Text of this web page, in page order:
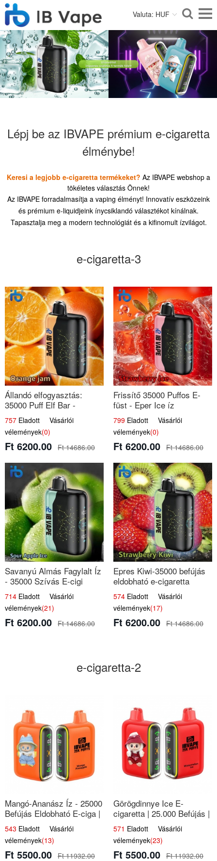
Valuta: HUF
Lépj be az IBVAPE prémium e-cigaretta
élménybe!
Keresi a legjobb e-cigaretta termékeket? Az IBVAPE webshop a
tökéletes választás Önnek!
Az IBVAPE forradalmasítja a vaping élményt! Innovatív eszközeink
és prémium e-liquidjeink ínycsiklandó választékot kínálnak.
Tapasztalja meg a modern technológiát és a kifinomult ízvilágot.
e-cigaretta-3
Állandó elfogyasztás:
35000 Puff Elf Bar -
Narancslekvár íz
757 Eladott Vásárlói
vélemények(0)
Ft 6200.00 Ft 14686.00
Frissítő 35000 Puffos E-
füst - Eper Ice íz
799 Eladott Vásárlói
vélemények(0)
Ft 6200.00 Ft 14686.00
Savanyú Almás Fagylalt Íz
- 35000 Szívás E-cigi
714 Eladott Vásárlói
vélemények(21)
Ft 6200.00 Ft 14686.00
Epres Kiwi-35000 befújás
eldobható e-cigaretta
574 Eladott Vásárlói
vélemények(17)
Ft 6200.00 Ft 14686.00
e-cigaretta-2
Mangó-Ananász Íz - 25000
Befújás Eldobható E-ciga |
Trópusi Gyümölcs Élmény!
543 Eladott Vásárlói
vélemények(13)
Ft 5500.00 Ft 11932.00
Görögdinnye Ice E-
cigaretta | 25.000 Befújás |
Premium E-Liquid
571 Eladott Vásárlói
vélemények(23)
Ft 5500.00 Ft 11932.00